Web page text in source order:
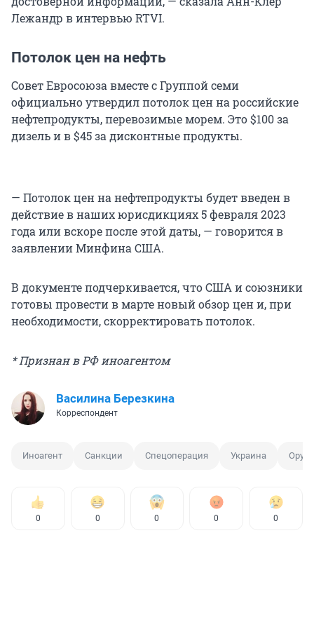
Лежандр в интервью RTVI.
Потолок цен на нефть
Совет Евросоюза вместе с Группой семи
официально утвердил потолок цен на российские
нефтепродукты, перевозимые морем. Это $100 за
дизель и в $45 за дисконтные продукты.
— Потолок цен на нефтепродукты будет введен в
действие в наших юрисдикциях 5 февраля 2023
года или вскоре после этой даты, — говорится в
заявлении Минфина США.
В документе подчеркивается, что США и союзники
готовы провести в марте новый обзор цен и, при
необходимости, скорректировать потолок.
* Признан в РФ иноагентом
Василина Березкина
Корреспондент
Иноагент Санкции Спецоперация Украина
0 0 0 0 0